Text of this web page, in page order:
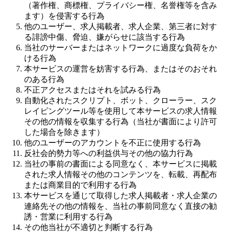
（著作権、商標権、プライバシー権、名誉権等を含み
ます）を侵害する行為
他のユーザー、求人掲載者、求人企業、第三者に対す
る誹謗中傷、脅迫、嫌がらせに該当する行為
当社のサーバーまたはネットワークに過度な負荷をか
ける行為
本サービスの運営を妨害する行為、またはそのおそれ
のある行為
不正アクセスまたはそれを試みる行為
自動化されたスクリプト、ボット、クローラー、スク
レイピングツール等を使用して本サービスの求人情報
その他の情報を収集する行為（当社が書面により許可
した場合を除きます）
他のユーザーのアカウントを不正に使用する行為
反社会的勢力等への利益供与その他の協力行為
当社の事前の書面による同意なく、本サービスに掲載
された求人情報その他のコンテンツを、転載、再配布
または商業目的で利用する行為
本サービスを通じて取得した求人掲載者・求人企業の
連絡先その他の情報を、当社の事前同意なく直接の勧
誘・営業に利用する行為
その他当社が不適切と判断する行為